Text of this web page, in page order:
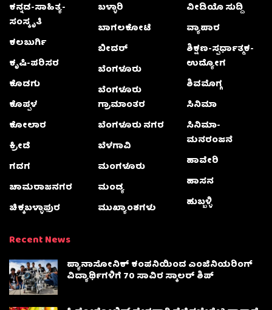
ಕನ್ನಡ-ಸಾಹಿತ್ಯ-
ಸಂಸ್ಕೃತಿ
ಕಲಬುರ್ಗಿ
ಕೃಷಿ-ಪರಿಸರ
ಕೊಡಗು
ಕೊಪ್ಪಳ
ಕೋಲಾರ
ಕ್ರೀಡೆ
ಗದಗ
ಚಾಮರಾಜನಗರ
ಚಿಕ್ಕಬಳ್ಳಾಫುರ
ಬಳ್ಳಾರಿ
ಬಾಗಲಕೋಟೆ
ಬೀದರ್
ಬೆಂಗಳೂರು
ಬೆಂಗಳೂರು
ಗ್ರಾಮಾಂತರ
ಬೆಂಗಳೂರು ನಗರ
ಬೆಳಗಾವಿ
ಮಂಗಳೂರು
ಮಂಡ್ಯ
ಮುಖ್ಯಾಂಶಗಳು
ವೀಡಿಯೊ ಸುದ್ದಿ
ವ್ಯಾಪಾರ
ಶಿಕ್ಷಣ-ಸ್ಪರ್ಧಾತ್ಮಕ-
ಉದ್ಯೋಗ
ಶಿವಮೊಗ್ಗ
ಸಿನಿಮಾ
ಸಿನಿಮಾ-
ಮನರಂಜನೆ
ಹಾವೇರಿ
ಹಾಸನ
ಹುಬ್ಬಳ್ಳಿ
Recent News
ಪ್ಯಾನಾಸೋನಿಕ್ ಕಂಪನಿಯಿಂದ ಎಂಜಿನಿಯರಿಂಗ್
ವಿದ್ಯಾರ್ಥಿಗಳಿಗೆ 70 ಸಾವಿರ ಸ್ಕಾಲರ್ ಶಿಪ್